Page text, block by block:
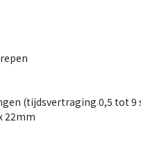
(tijdsvertraging 0,5 tot 9
22mm